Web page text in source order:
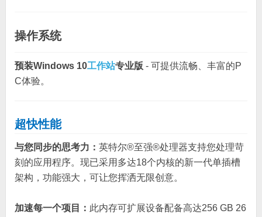
操作系统
预装Windows 10工作站专业版 - 可提供流畅、丰富的P
C体验。
超快性能
与您同步的思考力： 英特尔®至强®处理器支持您处理苛
刻的应用程序。现已采用多达18个内核的新一代单插槽
架构，功能强大，可让您挥洒无限创意。
加速每一个项目： 此内存可扩展设备配备高达256 GB 26